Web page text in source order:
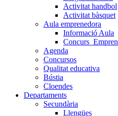
Activitat handbol
Activitat bàsquet
Aula emprenedora
Informació Aula
Concurs_Empren
Agenda
Concursos
Qualitat educativa
Bústia
Cloendes
Departaments
Secundària
Llengües